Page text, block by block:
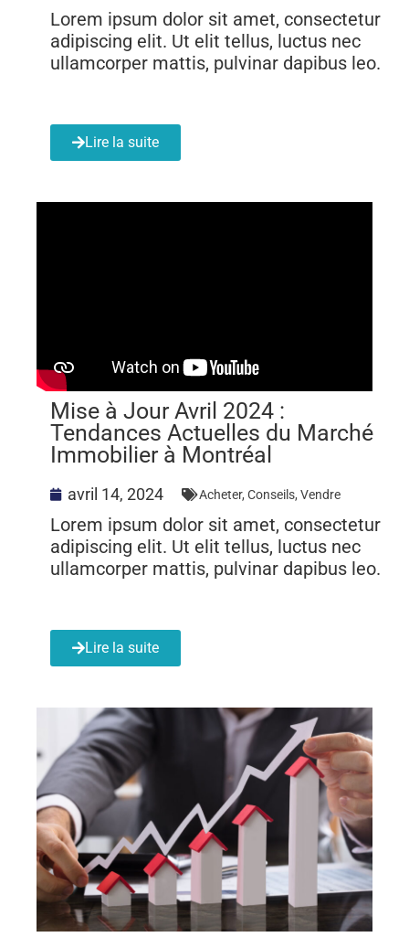
Lorem ipsum dolor sit amet, consectetur
adipiscing elit. Ut elit tellus, luctus nec
ullamcorper mattis, pulvinar dapibus leo.
Lire la suite
Mise à Jour Avril 2024 :
Tendances Actuelles du Marché
Immobilier à Montréal
avril 14, 2024 Acheter, Conseils, Vendre
Lorem ipsum dolor sit amet, consectetur
adipiscing elit. Ut elit tellus, luctus nec
ullamcorper mattis, pulvinar dapibus leo.
Lire la suite